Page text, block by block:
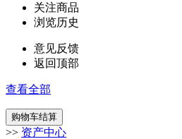
关注商品
浏览历史
意见反馈
返回顶部
查看全部
>> 资产中心